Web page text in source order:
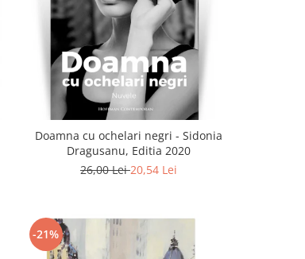
Doamna cu ochelari negri - Sidonia
Dragusanu, Editia 2020
26,00 Lei20,54 Lei
-21%